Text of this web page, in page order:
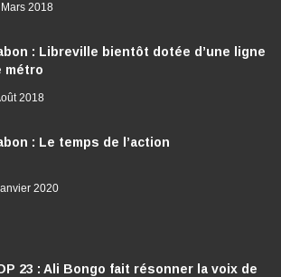
2018
: Libreville bientôt dotée d’une ligne
métro
2018
: Le temps de l’action
2020
23 : Ali Bongo fait résonner la voix de